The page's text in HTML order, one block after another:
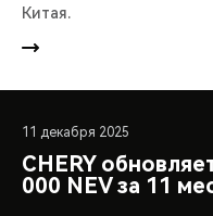
Китая.
11 декабря 2025
CHERY
000 NEV за 11